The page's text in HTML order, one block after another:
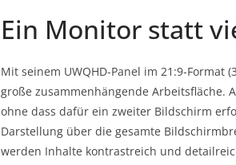
Ein Monitor statt
Mit seinem UWQHD-Panel im 21:9-Format
große zusammenhängende Arbeitsfläche.
ohne dass dafür ein zweiter Bildschirm
Darstellung über die gesamte
werden Inhalte kontrastreich und